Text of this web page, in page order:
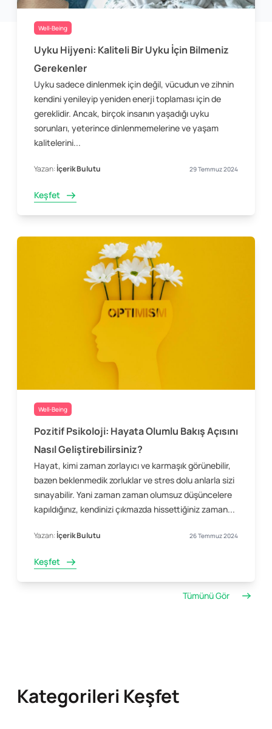
Well-Being
Uyku Hijyeni: Kaliteli Bir Uyku İçin Bilmeniz
Gerekenler
Uyku sadece dinlenmek için değil, vücudun ve zihnin
kendini yenileyip yeniden enerji toplaması için de
gereklidir. Ancak, birçok insanın yaşadığı uyku
sorunları, yeterince dinlenmemelerine ve yaşam
kalitelerini...
Yazan:İçerik Bulutu 29 Temmuz 2024
Keşfet
Well-Being
Pozitif Psikoloji: Hayata Olumlu Bakış Açısını
Nasıl Geliştirebilirsiniz?
Hayat, kimi zaman zorlayıcı ve karmaşık görünebilir,
bazen beklenmedik zorluklar ve stres dolu anlarla sizi
sınayabilir. Yani zaman zaman olumsuz düşüncelere
kapıldığınız, kendinizi çıkmazda hissettiğiniz zaman...
Yazan:İçerik Bulutu 26 Temmuz 2024
Keşfet
Tümünü Gör
Kategorileri Keşfet